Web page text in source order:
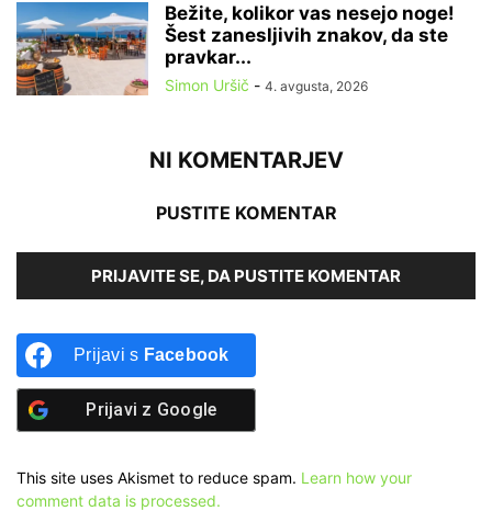
Bežite, kolikor vas nesejo noge!
Šest zanesljivih znakov, da ste
pravkar...
Simon Uršič - 4. avgusta, 2026
NI KOMENTARJEV
PUSTITE KOMENTAR
PRIJAVITE SE, DA PUSTITE KOMENTAR
Prijavi s Facebook
Prijavi z Google
This site uses Akismet to reduce spam. Learn how your
comment data is processed.